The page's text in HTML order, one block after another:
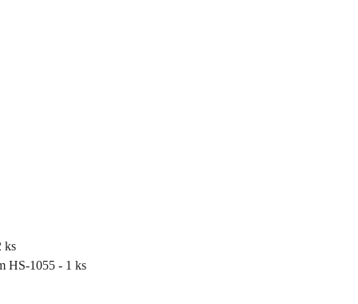
ks
HS-1055 - 1 ks